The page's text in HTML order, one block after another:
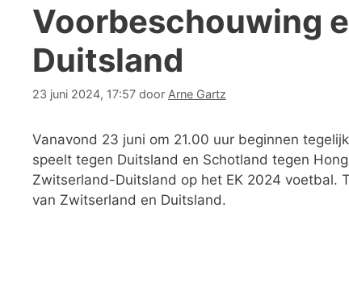
Voorbeschouwing
Duitsland
23 juni 2024, 17:57 door Arne Gartz
Vanavond 23 juni om 21.00 uur beginnen
speelt tegen Duitsland en Schotland tegen
Zwitserland-Duitsland op het EK 2024 voetbal.
van Zwitserland en Duitsland.